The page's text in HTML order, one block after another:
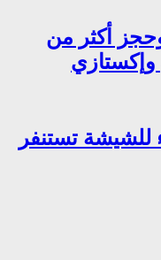
أكثر من
تستنفر